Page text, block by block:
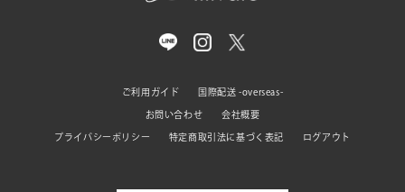
ご利用ガイド 国際配送 -overseas-
お問い合わせ 会社概要
プライバシーポリシー 特定商取引法に基づく表記 ログアウト